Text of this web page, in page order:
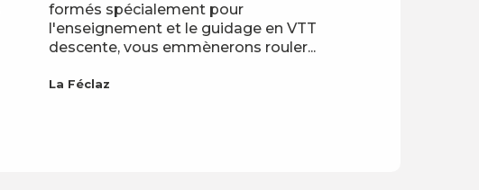
formés spécialement pour
l'enseignement et le guidage en VTT
descente, vous emmènerons rouler...
La Féclaz